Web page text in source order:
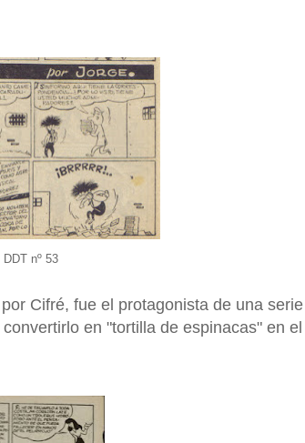
nº 53
Cifré, fue el protagonista de una serie
en "tortilla de espinacas" en el